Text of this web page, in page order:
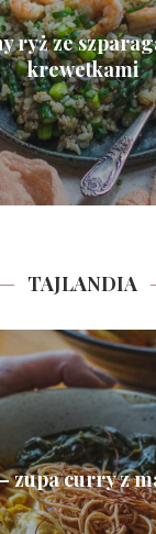
ryż ze
krewetkami
TAJLANDIA
zupa curry z